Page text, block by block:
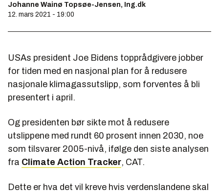
Johanne Wainø Topsøe-Jensen, Ing.dk
12. mars 2021 - 19:00
USAs president Joe Bidens topprådgivere jobber
for tiden med en nasjonal plan for å redusere
nasjonale klimagassutslipp, som forventes å bli
presentert i april.
Og presidenten bør sikte mot å redusere
utslippene med rundt 60 prosent innen 2030, noe
som tilsvarer 2005-nivå, ifølge den siste analysen
fra Climate Action Tracker, CAT.
Dette er hva det vil kreve hvis verdenslandene skal